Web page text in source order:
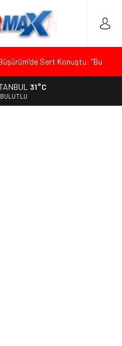
Sert Konuştu: “Bu
Siyaset ve Memleket
31°C